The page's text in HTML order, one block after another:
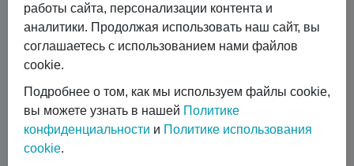
#Эксплуатация криоцилиндра
#Экономика и выбор
#Сравнение технологий
#Газовый лазер
#Горизонтальные криоцилиндры
#Ремонт и обслуживание
#автоматизация сварки
#Транспортировка жидких газов
#Газовые баллоны
#Вентиль выдачи жидкости
#Обслуживание DPW 650
Показать все
работы сайта, персонализации контента и
аналитики. Продолжая использовать наш сайт, вы
соглашаетесь с использованием нами файлов
cookie.
Подробнее о том, как мы используем файлы cookie,
вы можете узнать в нашей Политике
конфиденциальности и Политике использования
cookie.